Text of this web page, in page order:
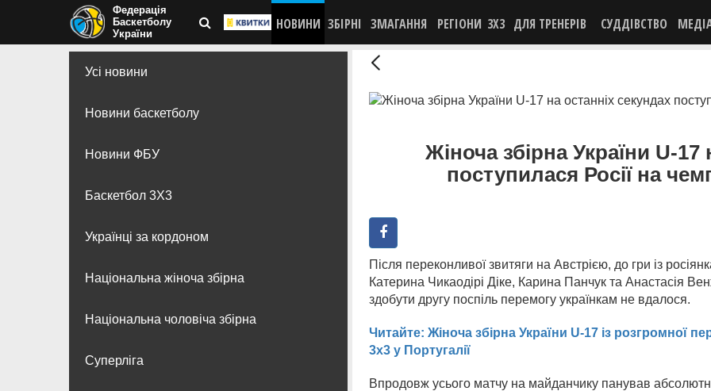
Федерація
Баскетболу
України
НОВИНИ ЗБІРНІ ЗМАГАННЯ РЕГІОНИ 3X3 ДЛЯ ТРЕНЕРІВ СУДДІВСТВО
Усі новини
Новини баскетболу
Новини ФБУ
Баскетбол 3Х3
Українці за кордоном
Національна жіноча збірна
Національна чоловіча збірна
Суперліга
Жіноча збірна України U-17
поступилася Росії на
Після переконливої звитяги на Австрією, до гри із
Катерина Чикаодірі Діке, Карина Панчук та Анастасія
здобути другу поспіль перемогу українкам не вдалося.
Читайте: Жіноча збірна України U-17 із розгромної
3х3 у Португалії
Впродовж усього матчу на майданчику панував